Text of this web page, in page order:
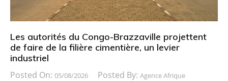
Les autorités du Congo-Brazzaville projettent
de faire de la filière cimentière, un levier
industriel
Posted On: 05/08/2026 Posted By: Agence Afrique